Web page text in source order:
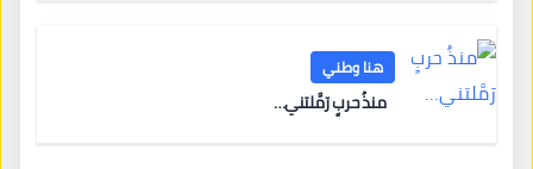
هنا وطني
منذُ حربٍ رَمَّلتني…